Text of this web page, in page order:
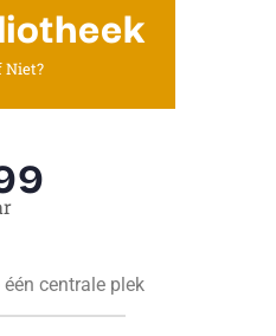
Niet?
centrale plek